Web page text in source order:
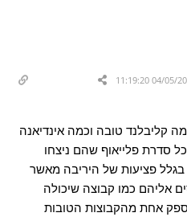
קליבלנד טובה וכמה אינדיאנה
סדרת פלייאוף שהם ניצחו
בגלל פציעות של היריבה מאשר
אליהם כמו קבוצה שיכולה
אחת מהקבוצות הטובות